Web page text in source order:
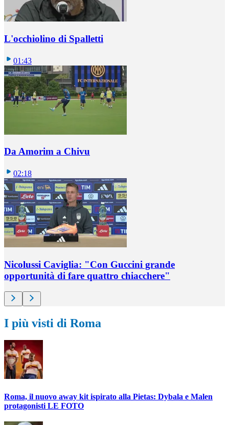
L'occhiolino di Spalletti
01:43
Da Amorim a Chivu
02:18
Nicolussi Caviglia: "Con Guccini grande
opportunità di fare quattro chiacchere"
I più visti di Roma
Roma, il nuovo away kit ispirato alla Pietas: Dybala e Malen
protagonisti LE FOTO